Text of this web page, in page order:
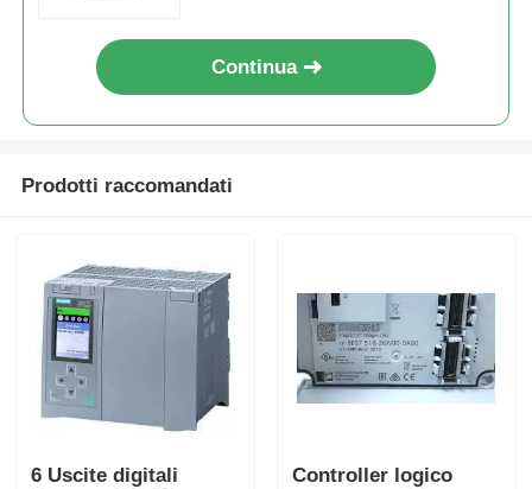
Su di noi
Contattaci
Richiedi un preventivo
Componenti PLC Omron
Continua
Prodotti raccomandati
6 Uscite digitali
Controller logico